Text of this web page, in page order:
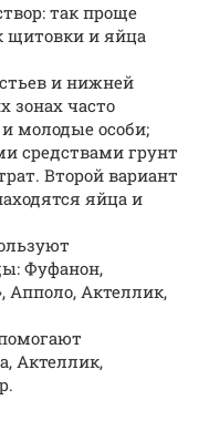
так проще
щитовки и яйца
и нижней
зонах часто
молодые особи;
средствами грунт
Второй вариант
яйца и
Фуфанон,
Апполо, Актеллик,
Актеллик,